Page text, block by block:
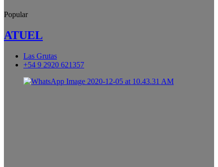
Popular
ATUEL
Las Grutas
+54 9 2920 621357